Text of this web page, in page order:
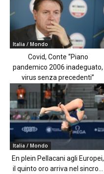
Italia / Mondo
Covid, Conte “Piano
pandemico 2006 inadeguato,
virus senza precedenti”
Italia / Mondo
En plein Pellacani agli Europei,
il quinto oro arriva nel sincro...